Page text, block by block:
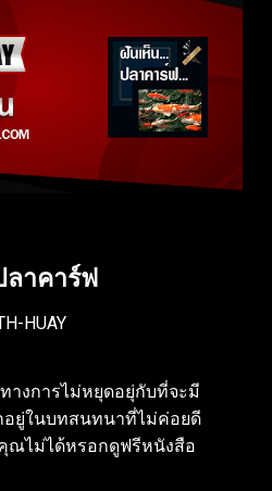
าคาร์ฟ
HUAY
างการไม่หยุดอยุ่กับที่จะมี
อยู่ในบทสนทนาที่ไม่ค่อยดี
ณไม่ได้หรอกดูฟรีหนังสือ